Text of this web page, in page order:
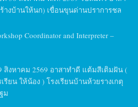
างบ้านให้นก) เขื่อนขุนด่านปราการชล
Coordinator and Interpreter –
สิงหาคม 2569 อาสาทำดี แต้มสีเติมฝัน (
ยน ให้น้อง ) โรงเรียนบ้านห้วยรางเกตุ
ม